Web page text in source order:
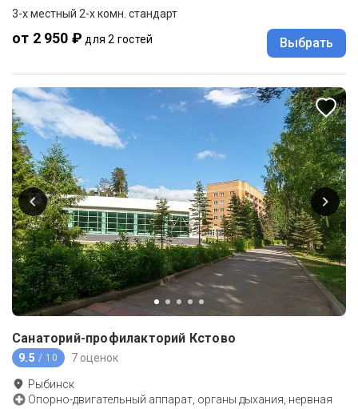
3-x местный 2-х комн. стандарт
от 2 950 ₽ для 2 гостей Выбрать
Санаторий-профилакторий Кстово
9.5 / 10 7 оценок
Рыбинск
Опорно-двигательный аппарат, органы дыхания, нервная